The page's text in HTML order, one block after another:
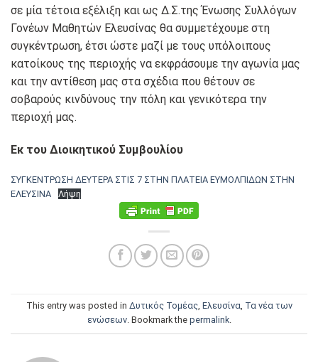
σε μία τέτοια εξέλιξη και ως Δ.Σ.της Ένωσης Συλλόγων
Γονέων Μαθητών Ελευσίνας θα συμμετέχουμε στη
συγκέντρωση, έτσι ώστε μαζί με τους υπόλοιπους
κατοίκους της περιοχής να εκφράσουμε την αγωνία μας
και την αντίθεση μας στα σχέδια που θέτουν σε
σοβαρούς κινδύνους την πόλη και γενικότερα την
περιοχή μας.
Εκ του Διοικητικού Συμβουλίου
ΣΥΓΚΕΝΤΡΩΣΗ ΔΕΥΤΕΡΑ ΣΤΙΣ 7 ΣΤΗΝ ΠΛΑΤΕΙΑ ΕΥΜΟΛΠΙΔΩΝ ΣΤΗΝ
ΕΛΕΥΣΙΝΑ
Λήψη
This entry was posted in Δυτικός Τομέας, Ελευσίνα, Τα νέα των
ενώσεων. Bookmark the permalink.